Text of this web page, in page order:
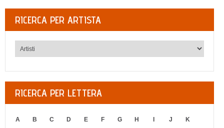
RICERCA PER ARTISTA
RICERCA PER LETTERA
A B C D E F G H J
K